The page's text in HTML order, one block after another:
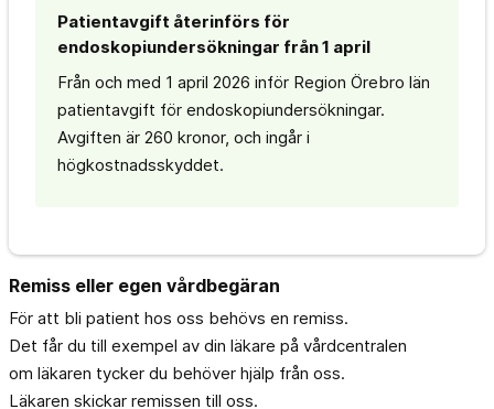
Patientavgift återinförs för
endoskopiundersökningar från 1 april
Från och med 1 april 2026 inför Region Örebro län
patientavgift för endoskopiundersökningar.
Avgiften är 260 kronor, och ingår i
högkostnadsskyddet.
Remiss eller egen vårdbegäran
För att bli patient hos oss behövs en remiss.
Det får du till exempel av din läkare på vårdcentralen
om läkaren tycker du behöver hjälp från oss.
Läkaren skickar remissen till oss.